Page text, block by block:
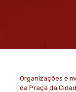
Organizações e
da Praça da